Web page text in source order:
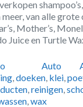
van alle
Mother’s,
Juice en Turtle
AuteurAuto
doeken klei
reinigen
wax